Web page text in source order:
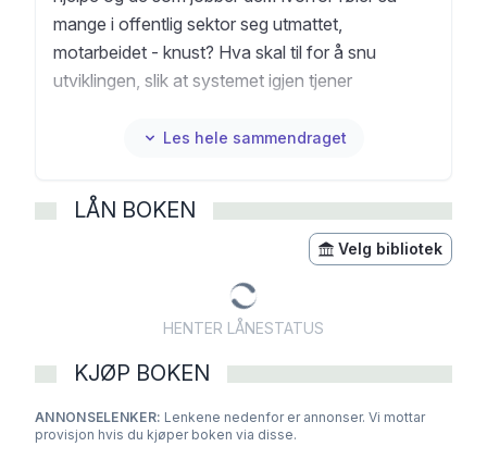
mange i offentlig sektor seg utmattet,
motarbeidet - knust? Hva skal til for å snu
utviklingen, slik at systemet igjen tjener
legge til rette for skaperkraft og utvikling?André
lærere og kommuneansatte, og sterke
refleksjoner fra toppledere som NAV-direktøren,
forsvarssjefen og direktøren for OUS. Dette er
stemmene til de som kjenner systemet fra
innsiden - og som roper på endring.Denne boken
er et oppgjør og et håpefullt veikart for
fremtiden. For deg som vet at vi trenger mer enn
Les hele sammendraget
LÅN BOKEN
Velg bibliotek
HENTER LÅNESTATUS
KJØP BOKEN
ANNONSELENKER: Lenkene nedenfor er annonser. Vi mottar
provisjon hvis du kjøper boken via disse.